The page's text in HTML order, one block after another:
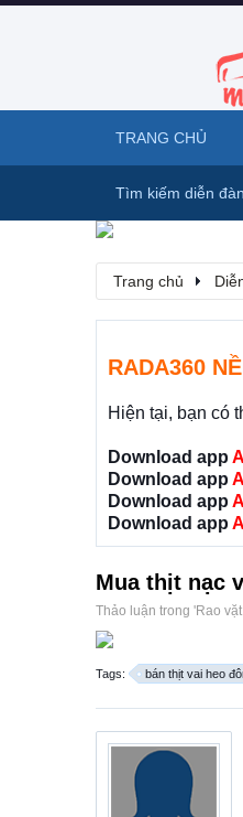
Trang chủ
RADA360
Hiện tại, bạn có
Download app
Download app
Download app
Download app
Mua thịt nạc
Thảo luận trong 'Rao
Tags: bán thịt vai heo
TRANG CHỦ
Tìm kiếm diễn đàn